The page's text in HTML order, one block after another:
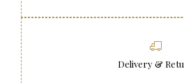
Delivery &